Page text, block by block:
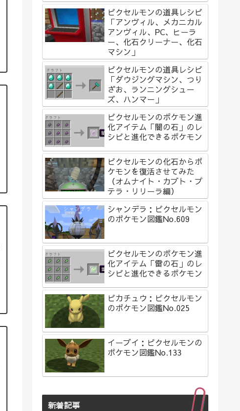
ピクセルモンの道具レシピ
「アンヴィル、メカニカル
アンヴィル、PC、ヒーラ
ー、化石クリーナー、化石
マシン」
ピクセルモンの道具レシピ
「ダウジングマシン、つり
ざお、ランニングシュー
ズ、ハンマー」
ピクセルモンのポケモン進
化アイテム「闇の石」のレ
シピと進化できるポケモン
ピクセルモンの化石からポ
ケモンを復活させてみた
（オムナイト・カブト・プ
テラ・リリーラ編）
シャンデラ：ピクセルモン
のポケモン図鑑No.609
ピクセルモンのポケモン進
化アイテム「雷の石」のレ
シピと進化できるポケモン
ピカチュウ：ピクセルモン
のポケモン図鑑No.025
イーブイ：ピクセルモンの
ポケモン図鑑No.133
新着記事